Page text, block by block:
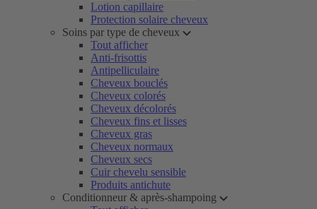
Lotion capillaire
Protection solaire cheveux
Soins par type de cheveux
Tout afficher
Anti-frisottis
Antipelliculaire
Cheveux bouclés
Cheveux colorés
Cheveux décolorés
Cheveux fins et lisses
Cheveux gras
Cheveux normaux
Cheveux secs
Cuir chevelu sensible
Produits antichute
Conditionneur & après-shampoing